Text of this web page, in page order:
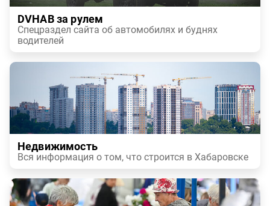
DVHAB за рулем
Спецраздел сайта об автомобилях и буднях
водителей
Недвижимость
Вся информация о том, что строится в Хабаровске